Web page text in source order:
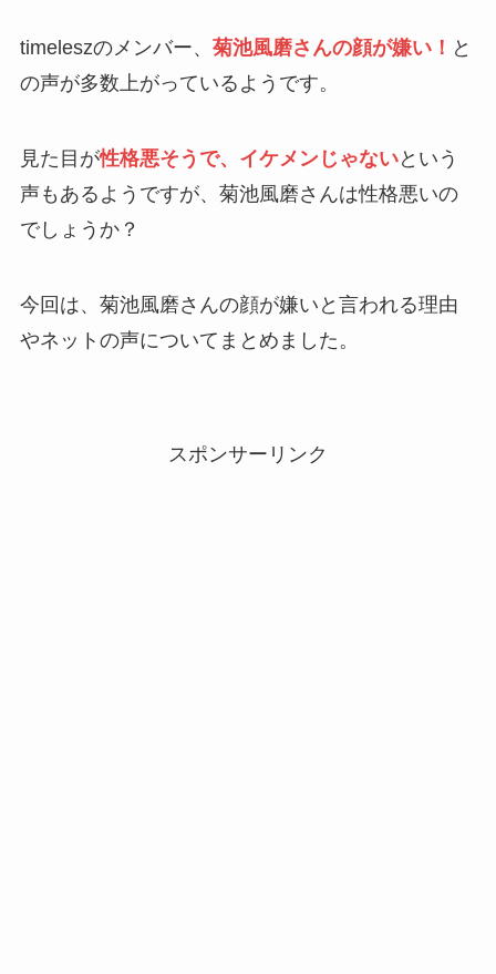
timeleszのメンバー、 菊池風磨さんの顔が嫌い！ と
の声が多数上がっているようです。
見た目が性格悪そうで、イケメンじゃないという
声もあるようですが、菊池風磨さんは性格悪いの
でしょうか？
今回は、菊池風磨さんの顔が嫌いと言われる理由
やネットの声についてまとめました。
スポンサーリンク